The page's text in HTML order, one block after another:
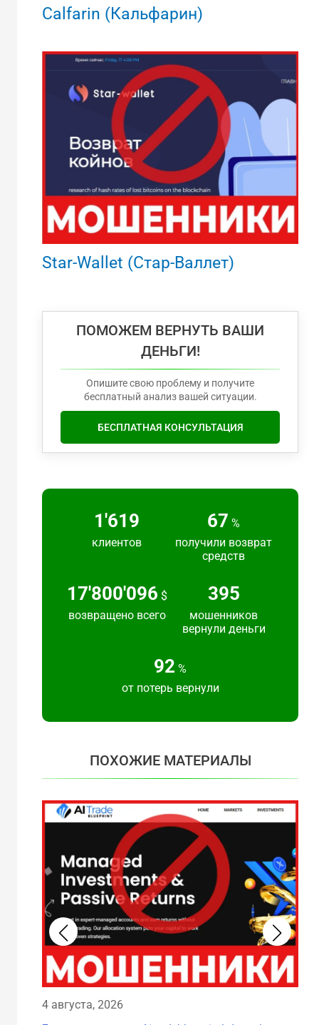
Calfarin (Кальфарин)
Star-Wallet (Стар-Валлет)
ПОМОЖЕМ ВЕРНУТЬ ВАШИ
ДЕНЬГИ!
Опишите свою проблему и получите
бесплатный анализ вашей ситуации.
БЕСПЛАТНАЯ КОНСУЛЬТАЦИЯ
2'217
клиентов
91 %
получили возврат
средств
24'383'692 $
возвращено всего
540
мошенников
вернули деньги
125 %
от потерь вернули
ПОХОЖИЕ МАТЕРИАЛЫ
4 августа, 2026